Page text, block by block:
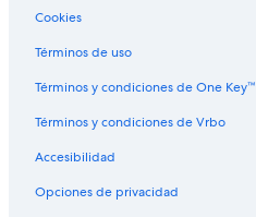
Hoteles en Vila Oriente
Hostales en Campo Grande
Cookies
Términos de uso
Términos y condiciones de One Key™
Términos y condiciones de Vrbo
Accesibilidad
Opciones de privacidad